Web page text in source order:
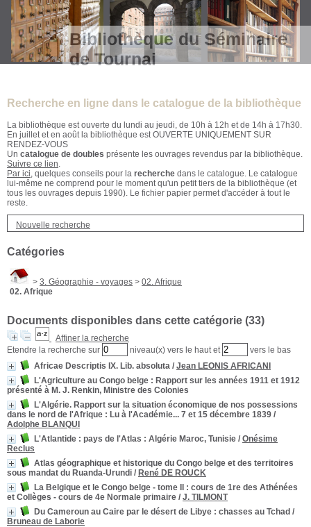
Bibliothèque du Séminaire
de Tournai
Recherche en ligne dans le catalogue de la bibliothèque
La bibliothèque est ouverte du lundi au jeudi, de 10h à 12h et de 14h à 17h30.
En juillet et en août la bibliothèque est OUVERTE UNIQUEMENT SUR
RENDEZ-VOUS
Un catalogue de doubles présente les ouvrages revendus par la bibliothèque.
Suivre ce lien.
Par ici, quelques conseils pour la recherche dans le catalogue. Le catalogue
lui-même ne comprend pour le moment qu'un petit tiers de la bibliothèque (et
tous les ouvrages depuis 1990). Le fichier papier permet d'accéder à tout le
reste.
Nouvelle recherche
Catégories
> 3. Géographie - voyages > 02. Afrique
02. Afrique
Documents disponibles dans cette catégorie (33)
Affiner la recherche
Etendre la recherche sur
niveau(x) vers le haut et
vers le bas
Africae Descriptis IX. Lib. absoluta / Jean LEONIS AFRICANI
L'Agriculture au Congo belge : Rapport sur les années 1911 et 1912
présenté à M. J. Renkin, Ministre des Colonies
L'Algérie. Rapport sur la situation économique de nos possessions
dans le nord de l'Afrique : Lu à l'Académie... 7 et 15 décembre 1839 /
Adolphe BLANQUI
L'Atlantide : pays de l'Atlas : Algérie Maroc, Tunisie / Onésime
Reclus
Atlas géographique et historique du Congo belge et des territoires
sous mandat du Ruanda-Urundi / René DE ROUCK
La Belgique et le Congo belge - tome II
: cours de 1re des Athénées
et Collèges - cours de 4e Normale primaire / J. TILMONT
Du Cameroun au Caire par le désert de Libye : chasses au Tchad /
Bruneau de Laborie